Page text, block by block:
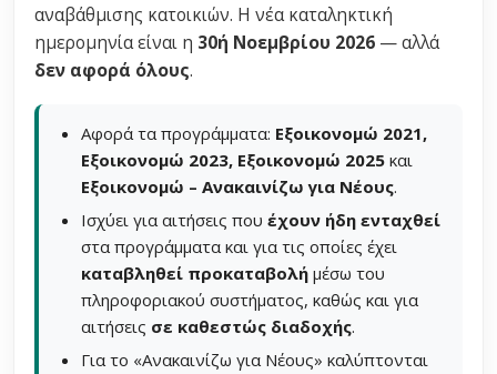
αναβάθμισης κατοικιών. Η νέα καταληκτική
ημερομηνία είναι η 30ή Νοεμβρίου 2026 — αλλά
δεν αφορά όλους.
Αφορά τα προγράμματα: Εξοικονομώ 2021,
Εξοικονομώ 2023, Εξοικονομώ 2025 και
Εξοικονομώ – Ανακαινίζω για Νέους.
Ισχύει για αιτήσεις που έχουν ήδη ενταχθεί
στα προγράμματα και για τις οποίες έχει
καταβληθεί προκαταβολή μέσω του
πληροφοριακού συστήματος, καθώς και για
αιτήσεις σε καθεστώς διαδοχής.
Για το «Ανακαινίζω για Νέους» καλύπτονται